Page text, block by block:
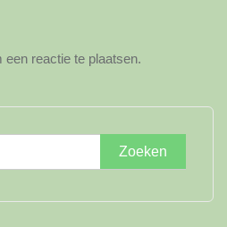
een reactie te plaatsen.